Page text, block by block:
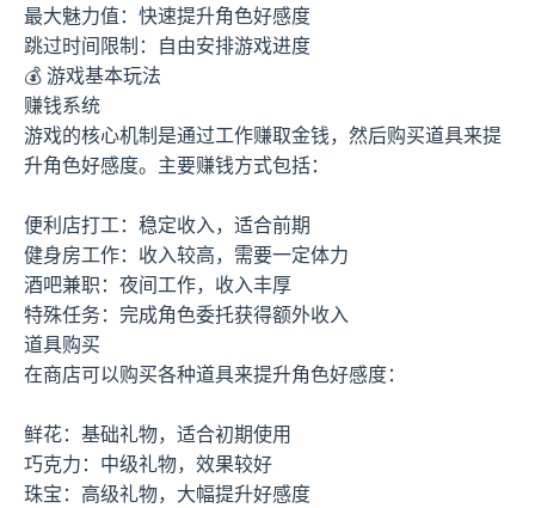
最大魅力值：快速提升角色好感度
跳过时间限制：自由安排游戏进度
💰 游戏基本玩法
赚钱系统
游戏的核心机制是通过工作赚取金钱，然后购买道具来提
升角色好感度。主要赚钱方式包括：
便利店打工：稳定收入，适合前期
健身房工作：收入较高，需要一定体力
酒吧兼职：夜间工作，收入丰厚
特殊任务：完成角色委托获得额外收入
道具购买
在商店可以购买各种道具来提升角色好感度：
鲜花：基础礼物，适合初期使用
巧克力：中级礼物，效果较好
珠宝：高级礼物，大幅提升好感度